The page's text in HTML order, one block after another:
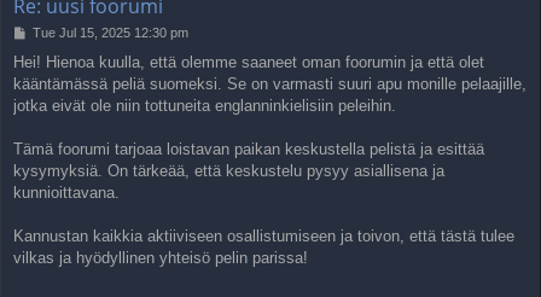
Re: uusi foorumi
P
s
t
Tue Jul 15, 2025 12:30 pm
Hei! Hienoa kuulla, että olemme saaneet oman foorumin ja että olet
kääntämässä peliä suomeksi. Se on varmasti suuri apu monille pelaajille,
jotka eivät ole niin tottuneita englanninkielisiin peleihin.
Tämä foorumi tarjoaa loistavan paikan keskustella pelistä ja esittää
kysymyksiä. On tärkeää, että keskustelu pysyy asiallisena ja
kunnioittavana.
Kannustan kaikkia aktiiviseen osallistumiseen ja toivon, että tästä tulee
vilkas ja hyödyllinen yhteisö pelin parissa!